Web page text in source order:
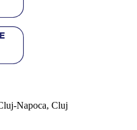
Napoca, Cluj